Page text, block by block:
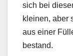
sich bei
kleinen, aber
aus einer
bestand.